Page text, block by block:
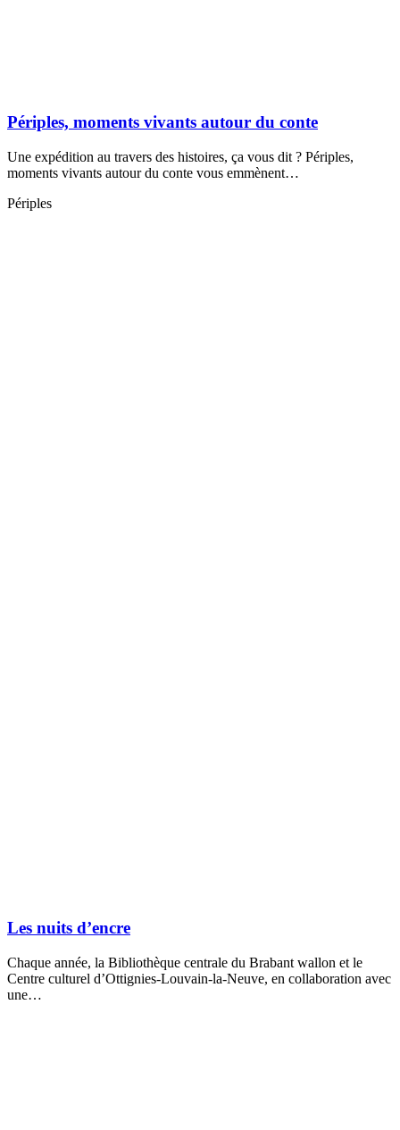
Périples, moments vivants autour du conte
Une expédition au travers des histoires, ça vous dit ? Périples,
moments vivants autour du conte vous emmènent…
Périples
Les nuits d’encre
Chaque année, la Bibliothèque centrale du Brabant wallon et le
Centre culturel d’Ottignies-Louvain-la-Neuve, en collaboration avec
une…